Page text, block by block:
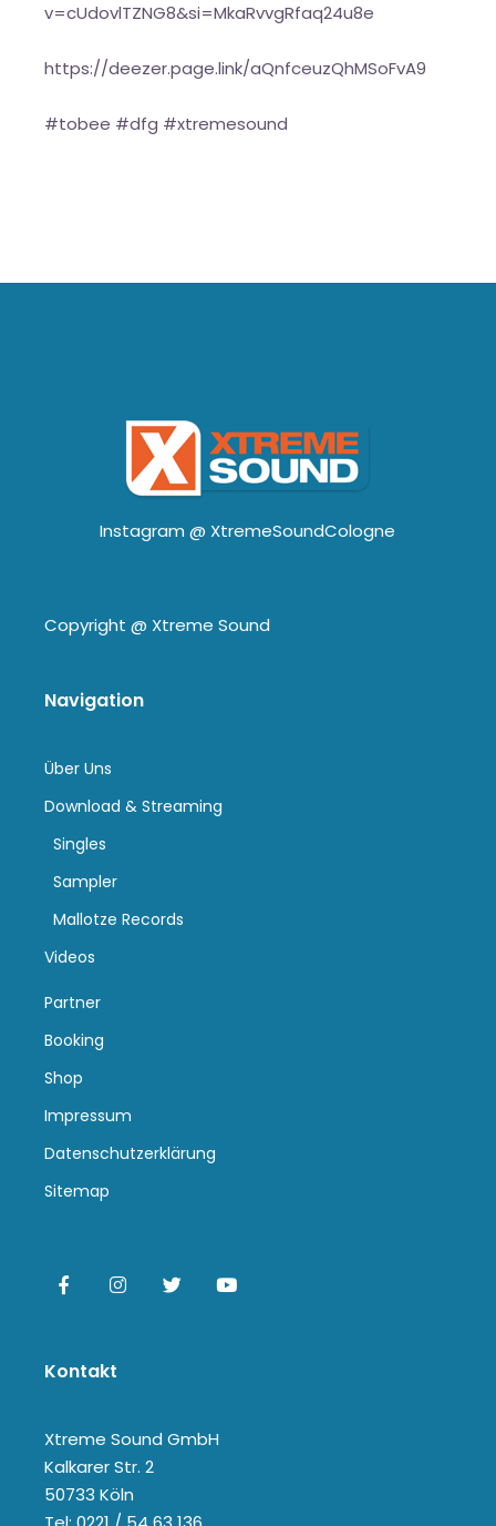
v=cUdovlTZNG8&si=MkaRvvgRfaq24u8e
https://deezer.page.link/aQnfceuzQhMSoFvA9
#tobee #dfg #xtremesound
Instagram @ XtremeSoundCologne
Copyright @ Xtreme Sound
Navigation
Über Uns
Download & Streaming
Singles
Sampler
Mallotze Records
Videos
Partner
Booking
Shop
Impressum
Datenschutzerklärung
Sitemap
Kontakt
Xtreme Sound GmbH
Kalkarer Str. 2
50733 Köln